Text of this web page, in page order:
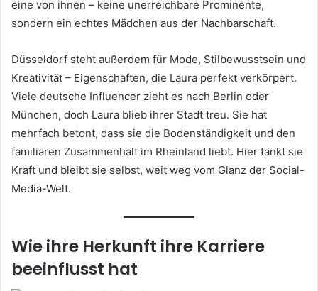
eine von ihnen – keine unerreichbare Prominente,
sondern ein echtes Mädchen aus der Nachbarschaft.
Düsseldorf steht außerdem für Mode, Stilbewusstsein und
Kreativität – Eigenschaften, die Laura perfekt verkörpert.
Viele deutsche Influencer zieht es nach Berlin oder
München, doch Laura blieb ihrer Stadt treu. Sie hat
mehrfach betont, dass sie die Bodenständigkeit und den
familiären Zusammenhalt im Rheinland liebt. Hier tankt sie
Kraft und bleibt sie selbst, weit weg vom Glanz der Social-
Media-Welt.
Wie ihre Herkunft ihre Karriere
beeinflusst hat